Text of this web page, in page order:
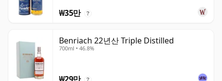
₩35만 ?
Benriach 22년산 Triple Distilled
700ml • 46.8%
?